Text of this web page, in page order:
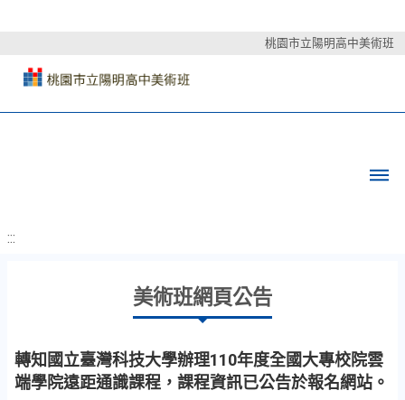
桃園市立陽明高中美術班
:::
美術班網頁公告
轉知國立臺灣科技大學辦理110年度全國大專校院雲
端學院遠距通識課程，課程資訊已公告於報名網站。